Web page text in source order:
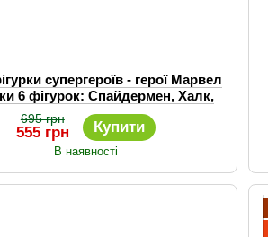
супергероїв - герої Марвел
6 фігурок: Спайдермен, Халк,
Танок, Залізна людина
695 грн
555 грн Купити
В наявності